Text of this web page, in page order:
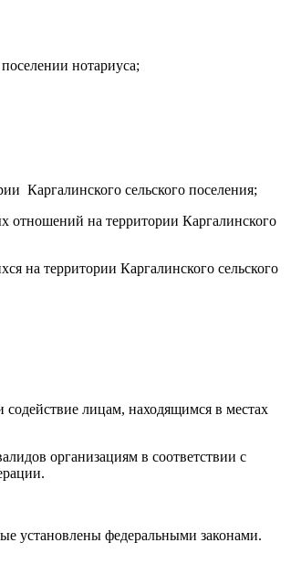
нотариуса;
Каргалинского сельского поселения;
отношений на территории Каргалинского
на территории Каргалинского сельского
лицам, находящимся в местах
организациям в соответствии с
установлены федеральными законами.